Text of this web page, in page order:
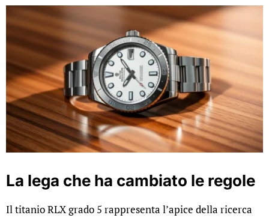
La lega che ha cambiato le regole
Il titanio RLX grado 5 rappresenta l’apice della ricerca